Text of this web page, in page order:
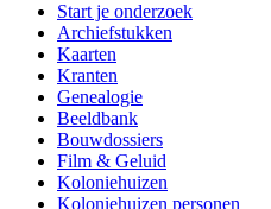
Start je onderzoek
Archiefstukken
Kaarten
Kranten
Genealogie
Beeldbank
Bouwdossiers
Film & Geluid
Koloniehuizen
Koloniehuizen personen